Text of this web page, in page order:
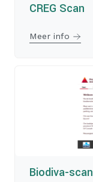
CREG Scan
Meer info
Biodiva-scan